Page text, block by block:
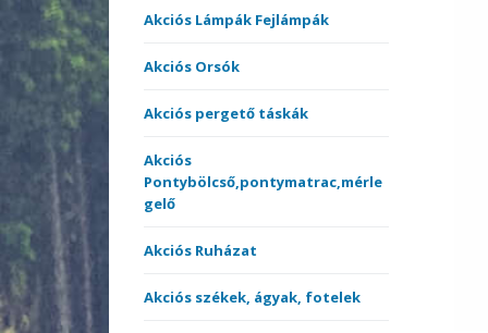
fotelek
Csónakmotorok
Elektromos kapásjelzők
Akciós Lámpák Fejlámpák
Akciós Orsók
Akciós pergető táskák
Akciós
Pontybölcső,pontymatrac,mérle
gelő
Akciós Ruházat
Akciós székek, ágyak, fotelek